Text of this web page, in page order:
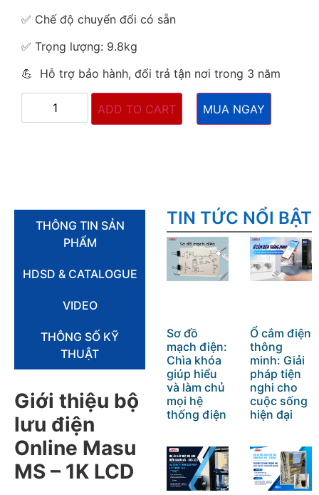
✅ Chế độ chuyển đổi có sẵn
✅ Trọng lượng: 9.8kg
💪 Hỗ trợ bảo hành, đổi trả tận nơi trong 3 năm
ADD TO CART MUA NGAY
THÔNG TIN SẢN
PHẨM
HDSD & CATALOGUE
VIDEO
THÔNG SỐ KỸ
THUẬT
Giới thiệu bộ
lưu điện
Online Masu
MS – 1K LCD
TIN TỨC NỔI BẬT
Sơ đồ
mạch điện:
Chìa khóa
giúp hiểu
và làm chủ
mọi hệ
thống điện
Ổ cắm điện
thông
minh: Giải
pháp tiện
nghi cho
cuộc sống
hiện đại